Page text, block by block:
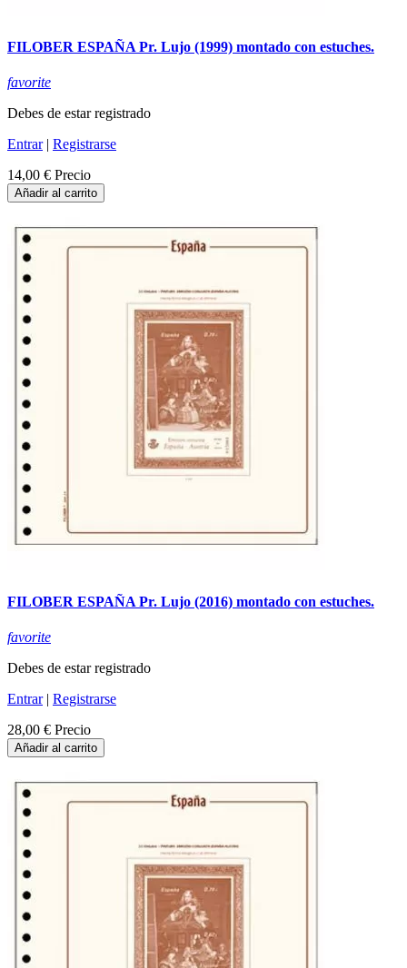
FILOBER ESPAÑA Pr. Lujo (1999) montado con estuches.
favorite
Debes de estar registrado
Entrar| Registrarse
14,00 € Precio
Añadir al carrito
FILOBER ESPAÑA Pr. Lujo (2016) montado con estuches.
favorite
Debes de estar registrado
Entrar| Registrarse
28,00 € Precio
Añadir al carrito